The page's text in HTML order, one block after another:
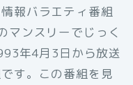
報バラエティ番組
マンスリーでじっく
年4月3日から放送
す。この番組を見